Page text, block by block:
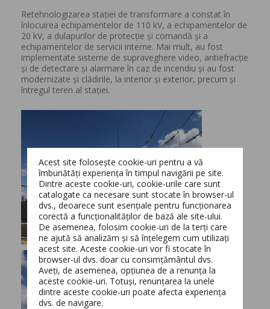
Retehnologizarea stației de transformare a constat în
înlocuirea echipamentelor de 110 kV, a echipamentelor de
20 kV, a dulapurilor de protecție și comandă și a
echipamentelor de servicii interne. Mai mult, au fost
implementate sisteme de supraveghere video, antiefracție
și de detectare și alarmare în caz de incendiu și au fost
modernizate și clădirile, la interior și exterior, precum și
întregul teren al stației.
Prin
aceasta
Switch The Language
Română English
Acest site folosește cookie-uri pentru a vă
îmbunătăți experiența în timpul navigării pe site.
Dintre aceste cookie-uri, cookie-urile care sunt
catalogate ca necesare sunt stocate în browser-ul
dvs., deoarece sunt esențiale pentru funcționarea
corectă a funcționalităților de bază ale site-ului.
De asemenea, folosim cookie-uri de la terți care
ne ajută să analizăm și să înțelegem cum utilizați
acest site. Aceste cookie-uri vor fi stocate în
browser-ul dvs. doar cu consimțământul dvs.
Aveți, de asemenea, opțiunea de a renunța la
aceste cookie-uri. Totuși, renunțarea la unele
dintre aceste cookie-uri poate afecta experiența
dvs. de navigare.